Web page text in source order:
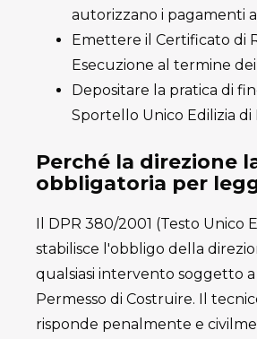
autorizzano i pagamenti
Emettere il Certificato di
Esecuzione al termine
Depositare la pratica di
Sportello Unico Edilizia di
Perché la direzione
obbligatoria per
Il DPR 380/2001 (Testo Unico
stabilisce l'obbligo della
qualsiasi intervento soggetto a
Permesso di Costruire. Il
risponde penalmente e